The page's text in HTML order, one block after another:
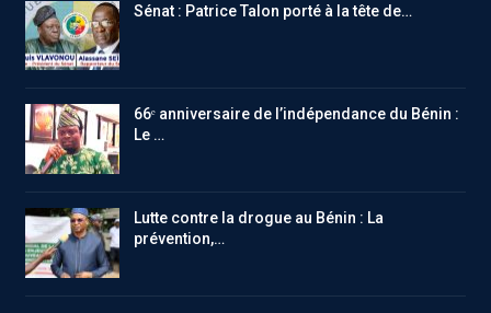
Sénat : Patrice Talon porté à la tête de…
66ᵉ anniversaire de l’indépendance du Bénin :
Le …
Lutte contre la drogue au Bénin : La
prévention,…